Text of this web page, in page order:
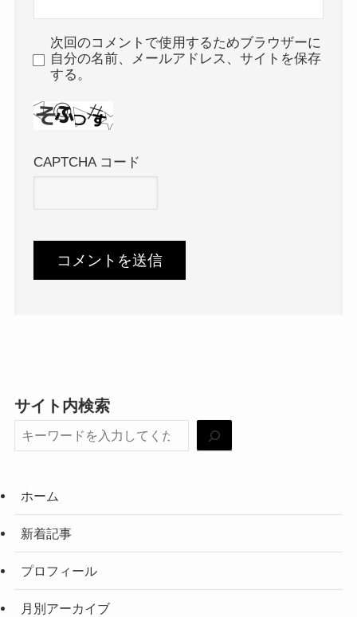
次回のコメントで使用するためブラウザーに
自分の名前、メールアドレス、サイトを保存
する。
CAPTCHA コード
サイト内検索
ホーム
新着記事
プロフィール
月別アーカイブ